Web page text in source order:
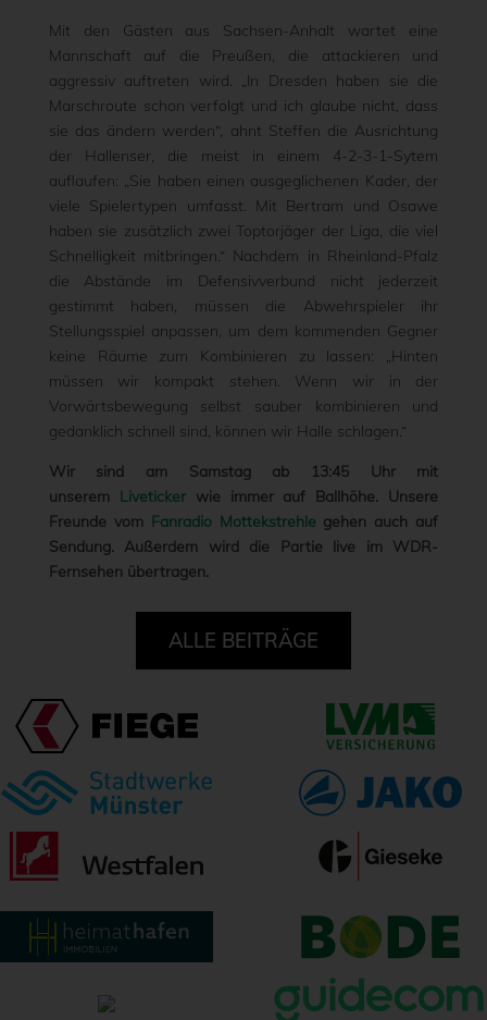
Mit den Gästen aus Sachsen-Anhalt wartet eine
Mannschaft auf die Preußen, die attackieren und
aggressiv auftreten wird. „In Dresden haben sie die
Marschroute schon verfolgt und ich glaube nicht, dass
sie das ändern werden“, ahnt Steffen die Ausrichtung
der Hallenser, die meist in einem 4-2-3-1-Sytem
auflaufen: „Sie haben einen ausgeglichenen Kader, der
viele Spielertypen umfasst. Mit Bertram und Osawe
haben sie zusätzlich zwei Toptorjäger der Liga, die viel
Schnelligkeit mitbringen.“ Nachdem in Rheinland-Pfalz
die Abstände im Defensivverbund nicht jederzeit
gestimmt haben, müssen die Abwehrspieler ihr
Stellungsspiel anpassen, um dem kommenden Gegner
keine Räume zum Kombinieren zu lassen: „Hinten
müssen wir kompakt stehen. Wenn wir in der
Vorwärtsbewegung selbst sauber kombinieren und
gedanklich schnell sind, können wir Halle schlagen.“
Wir sind am Samstag ab 13:45 Uhr mit
unserem
Liveticker wie immer auf Ballhöhe. Unsere
Freunde vom Fanradio Mottekstrehle gehen auch auf
Sendung. Außerdem wird die Partie live im WDR-
Fernsehen übertragen.
ALLE BEITRÄGE